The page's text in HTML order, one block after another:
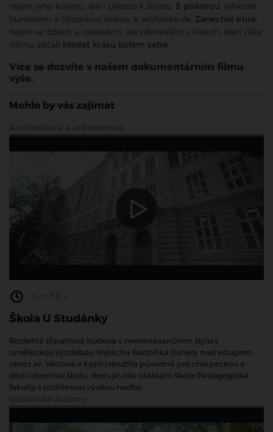
nejen jeho kariéru, ale i přístup k životu. S pokorou, lehkostí,
humorem a hlubokou láskou k architektuře. Zanechal otisk
nejen ve zdech a výstavách, ale především v lidech, kteří díky
němu začali hledat krásu kolem sebe.
Více se dozvíte v našem dokumentárním filmu
výše.
Mohlo by vás zajímat
Škola U Studánky
Rozlehlá třípatrová budova v neorenesančním stylu s
uměleckou výzdobou Vojtěcha Bartoňka (lunety nad vstupem,
obraz sv. Václava v kapli) sloužila původně pro chlapeckou a
dívčí obecnou školu, dnes je zde základní škola Pedagogické
fakulty s rozšířenou výukou hudby.